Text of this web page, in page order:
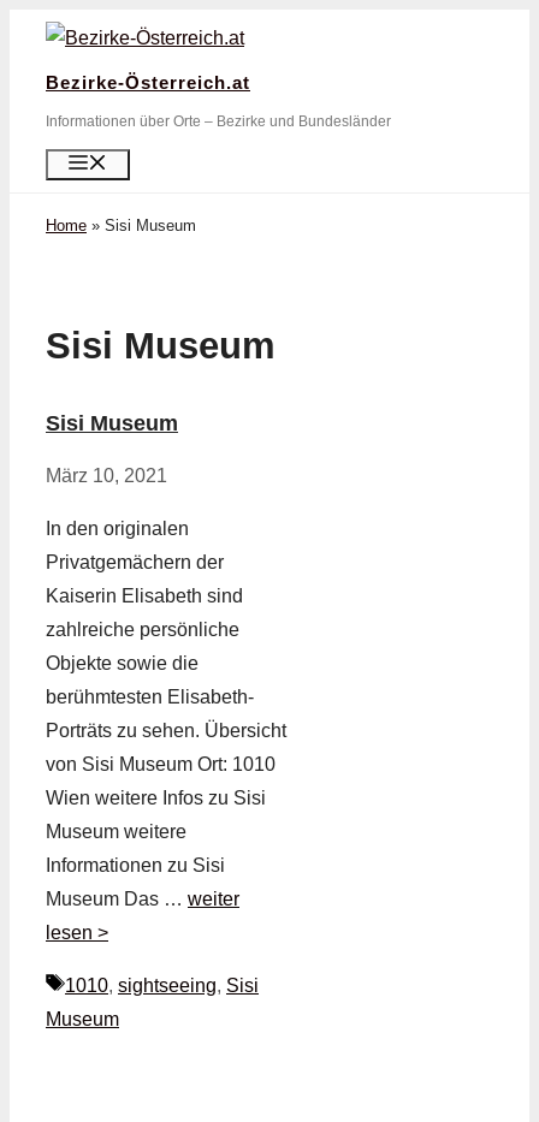
Zum
springen
Bezirke-Österreich.at
Informationen über Orte – Bezirke und Bundesländer
Home » Sisi Museum
Sisi Museum
Sisi Museum
März 10, 2021
In den originalen
Privatgemächern der
Kaiserin Elisabeth sind
zahlreiche persönliche
Objekte sowie die
berühmtesten Elisabeth-
Porträts zu sehen. Übersicht
von Sisi Museum Ort: 1010
Wien weitere Infos zu Sisi
Museum weitere
Informationen zu Sisi
Museum Das … weiter
lesen >
Schlagwörter
1010, sightseeing, Sisi
Museum